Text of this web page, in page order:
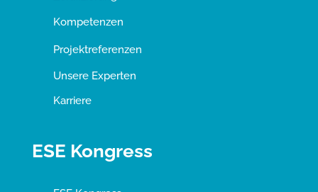
Kompetenzen
Projektreferenzen
Unsere Experten
Karriere
ESE Kongress